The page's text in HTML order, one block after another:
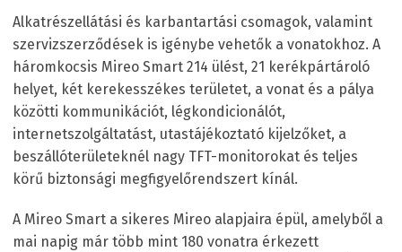
Alkatrészellátási és karbantartási csomagok, valamint
szervizszerződések is igénybe vehetők a vonatokhoz. A
háromkocsis Mireo Smart 214 ülést, 21 kerékpártároló
helyet, két kerekesszékes területet, a vonat és a pálya
közötti kommunikációt, légkondicionálót,
internetszolgáltatást, utastájékoztató kijelzőket, a
beszállóterületeknél nagy TFT-monitorokat és teljes
körű biztonsági megfigyelőrendszert kínál.
A Mireo Smart a sikeres Mireo alapjaira épül, amelyből a
mai napig már több mint 180 vonatra érkezett